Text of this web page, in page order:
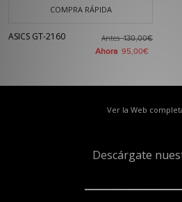
COMPRA RÁPIDA
ASICS GT-2160 Antes130,00€
Ahora 95,00€
Ver la Web
Descárgate